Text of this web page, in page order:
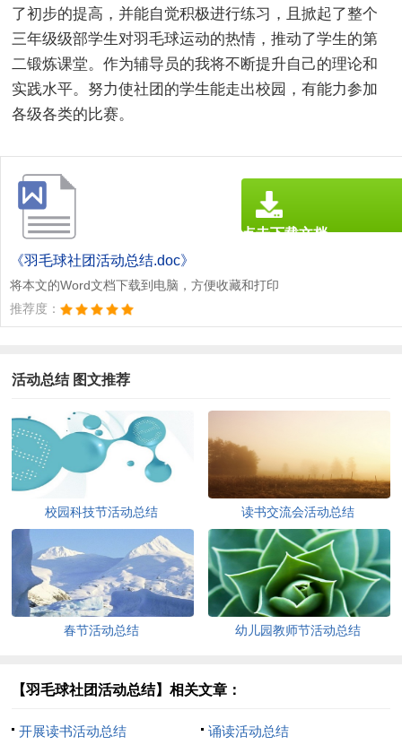
了初步的提高，并能自觉积极进行练习，且掀起了整个
三年级级部学生对羽毛球运动的热情，推动了学生的第
二锻炼课堂。作为辅导员的我将不断提升自己的理论和
实践水平。努力使社团的学生能走出校园，有能力参加
各级各类的比赛。
《羽毛球社团活动总结.doc》
将本文的Word文档下载到电脑，方便收藏和打印
推荐度：
点击下载文档
活动总结 图文推荐
校园科技节活动总结 读书交流会活动总结
春节活动总结 幼儿园教师节活动总结
【羽毛球社团活动总结】相关文章：
开展读书活动总结
诵读活动总结